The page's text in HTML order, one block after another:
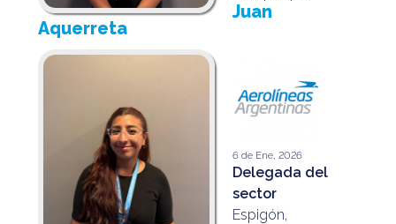
Juan
Aquerreta
6 de Ene, 2026
Delegada del
sector
Espigón,